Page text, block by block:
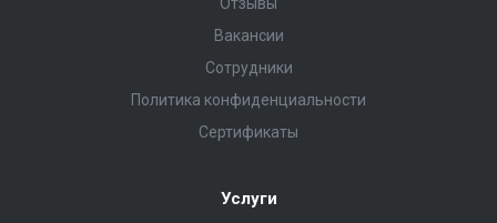
Вакансии
Сотрудники
Политика конфиденциальности
Сертификаты
Услуги